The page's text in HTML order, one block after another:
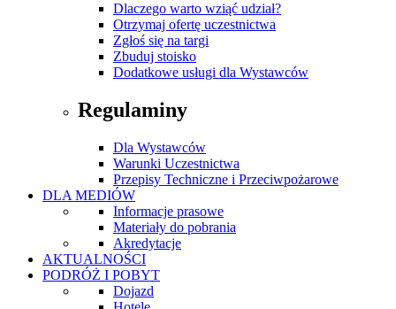
Dlaczego warto wziąć udział?
Otrzymaj ofertę uczestnictwa
Zgłoś się na targi
Zbuduj stoisko
Dodatkowe usługi dla Wystawców
Regulaminy
Dla Wystawców
Warunki Uczestnictwa
Przepisy Techniczne i Przeciwpożarowe
DLA MEDIÓW
Informacje prasowe
Materiały do pobrania
Akredytacje
AKTUALNOŚCI
PODRÓŻ I POBYT
Dojazd